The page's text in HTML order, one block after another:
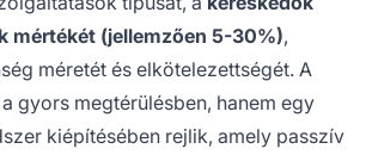
mértékét (jellemzően 5-30%),
méretét és elkötelezettségét. A
gyors megtérülésben, hanem egy
kiépítésében rejlik, amely passzív